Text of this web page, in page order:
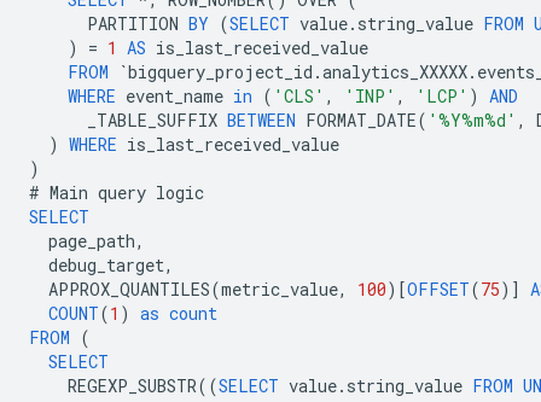
PARTITION BY (SELECT value. string_value FROM
)
= 1 AS is_last_received_value
FROM
`bigquery_project_id .analytics_XXXXX.
WHERE event_name in ( 'CLS' , 'INP' , 'LCP' )
AND
_TABLE_SUFFIX BETWEEN FORMAT_DATE( '%Y%m%d' ,
) WHERE is_last_received_value
)
# Main query logic
SELECT
page_path,
debug_target,
APPROX_QUANTILES(metric_value, 100)[OFFSET(75)]
COUNT(1 ) as count
FROM (
SELECT
REGEXP_SUBSTR((SELECT value. string_value FROM